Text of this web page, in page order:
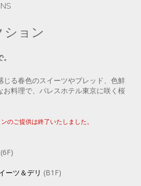
ション
じる春色のスイーツやブレッド、色鮮
お料理で、パレスホテル東京に咲く桜
のご提供は終了いたしました。
(6F)
ーツ＆デリ (B1F)